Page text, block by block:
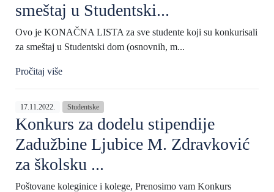
smeštaj u Studentski...
Ovo je KONAČNA LISTA za sve studente koji su konkurisali
za smeštaj u Studentski dom (osnovnih, m...
Pročitaj više
17.11.2022. Studentske
Konkurs za dodelu stipendije
Zadužbine Ljubice M. Zdravković
za školsku ...
Poštovane koleginice i kolege, Prenosimo vam Konkurs